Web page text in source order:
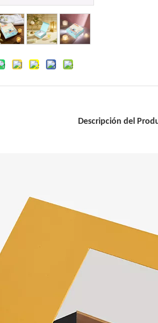
Descripción del